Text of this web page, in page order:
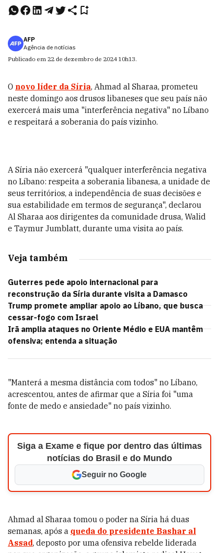
AFP
Agência de notícias
Publicado em 22 de dezembro de 2024 10h13.
O novo líder da Síria, Ahmad al Sharaa, prometeu
neste domingo aos drusos libaneses que seu país não
exercerá mais uma "interferência negativa" no Líbano
e respeitará a soberania do país vizinho.
A Síria não exercerá "qualquer interferência negativa
no Líbano: respeita a soberania libanesa, a unidade de
seus territórios, a independência de suas decisões e
sua estabilidade em termos de segurança", declarou
Al Sharaa aos dirigentes da comunidade drusa, Walid
e Taymur Jumblatt, durante uma visita ao país.
Veja também
Guterres pede apoio internacional para
reconstrução da Síria durante visita a Damasco
Trump promete ampliar apoio ao Líbano, que busca
cessar-fogo com Israel
Irã amplia ataques no Oriente Médio e EUA mantêm
ofensiva; entenda a situação
"Manterá a mesma distância com todos" no Líbano,
acrescentou, antes de afirmar que a Síria foi "uma
fonte de medo e ansiedade" no país vizinho.
Siga a Exame e fique por dentro das últimas
notícias do Brasil e do Mundo
Seguir no Google
Ahmad al Sharaa tomou o poder na Síria há duas
semanas, após a queda do presidente Bashar al
Assad, deposto por uma ofensiva rebelde liderada